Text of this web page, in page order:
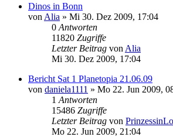
Dinos in Bonn
von Alia » Mi 30. Dez 2009, 17:04
0 Antworten
11820 Zugriffe
Letzter Beitrag von Alia
Mi 30. Dez 2009, 17:04
Bericht Sat 1 Planetopia 21.06.09
von daniela1111 » Mo 22. Jun 2009,
1 Antworten
15486 Zugriffe
Letzter Beitrag von
Mo 22. Jun 2009, 21:04